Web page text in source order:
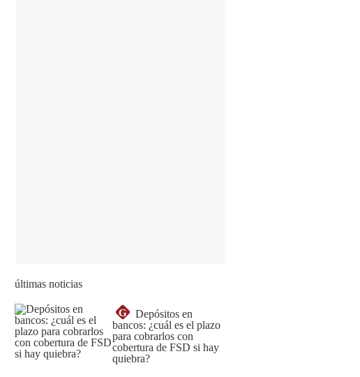
últimas noticias
G
Depósitos en
bancos: ¿cuál es el plazo
para cobrarlos con
cobertura de FSD si hay
quiebra?